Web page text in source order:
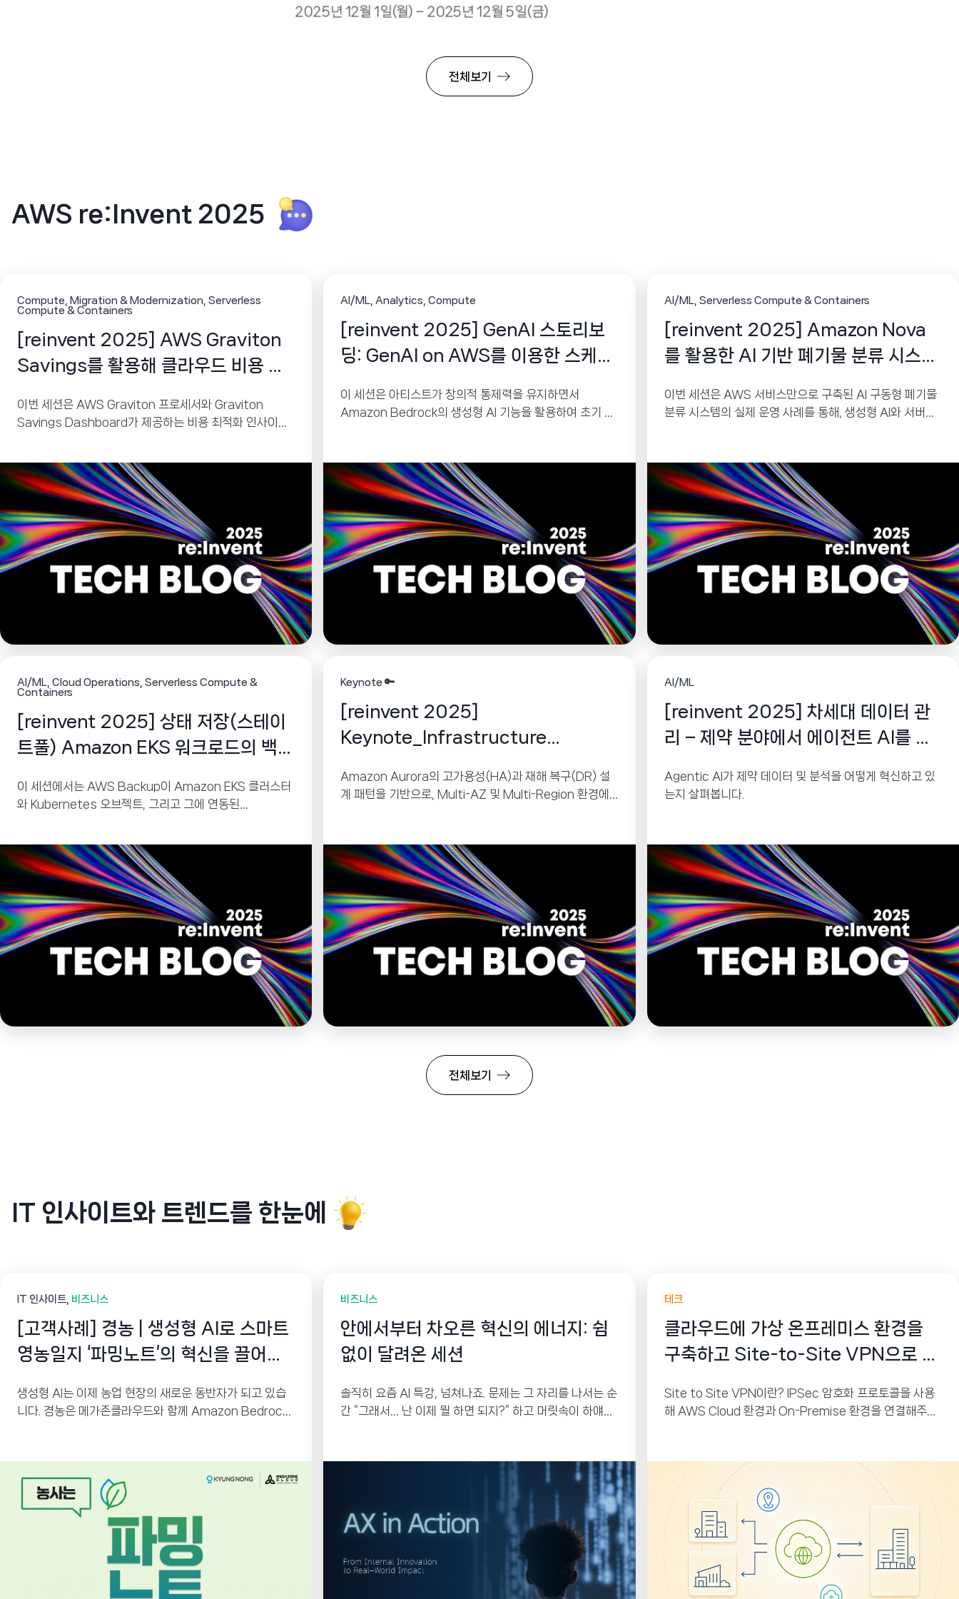
2025년 12월 1일(월) – 2025년 12월 5일(금)
전체보기
AWS re:Invent 2025
Compute Migration & Modernization Serverless
Compute & Containers
[reinvent 2025] AWS Graviton
Savings를 활용해 클라우드 비용 효
이번 세션은 AWS Graviton 프로세서와 Graviton
Savings Dashboard가 제공하는 비용 최적화 인사이트
40% 더 나은 가격 대비 성능, 최대 60% 높은 에너지 효율
을 제공하며, 이는 단순한 인프라 업그레이드가 아닌 비용·
성능·지속가능성(Sustainability) 모두를 개선하는 전략
적 선택임을 강조합니다.
AI/ML Analytics Compute
[reinvent 2025] GenAI 스토리보
딩: GenAI on AWS를 이용한 스케치
이 세션은 아티스트가 창의적 통제력을 유지하면서
Amazon Bedrock의 생성형 AI 기능을 활용하여 초기 스
성, 스타일 일관성을 유지하는 2D 에셋 생성, 이미지를 3D
모델로 변환하는 방법을 보여주며, 이는 필름 프리비주얼라
이제이션(pre-visualization), 게임 레벨 디자인, UI 프로
토타이핑을 위한 빠른 반복을 가능하게 합니다.
AI/ML Serverless Compute & Containers
[reinvent 2025] Amazon Nova
를 활용한 AI 기반 폐기물 분류 시스템
이번 세션은 AWS 서비스만으로 구축된 AI 구동형 폐기물
분류 시스템의 실제 운영 사례를 통해, 생성형 AI와 서버리
IoT Greengrass, Amazon Bedrock Nova, Step
Functions, DynamoDB 등 AWS의 핵심 AI·서버리스
서비스를 결합한 아키텍처는 높은 정확도(95%)와 의미 있
는 재활용 효율 개선(52%)을 달성했습니다. 이 사례는 AI
기반 자동화가 실제 업무 환경에서 혁신을 촉진하는 방식을
잘 보여줍니다.
AI/ML Cloud Operations Serverless Compute &
Containers
[reinvent 2025] 상태 저장(스테이
트풀) Amazon EKS 워크로드의 백업
이 세션에서는 AWS Backup이 Amazon EKS 클러스터
와 Kubernetes 오브젝트, 그리고 그에 연동된
Backup은 단순한 백업 서비스가 아니라, 재해 복구(DR),
랜섬웨어 복원력, 불변(Immutable) 백업, 멀티 계정·멀티
리전 아키텍처까지 지원하는 강력한 데이터 보호 플랫폼입
니다. 이번 발표는 EKS 클러스터 운영자, DevOps 엔지니
어, 플랫폼 팀이 안정적인 클러스터 환경을 유지하기 위해
반드시 알아야 하는 핵심 기능을 다루고 있습니다.
Keynote 🔑
[reinvent 2025]
Keynote_Infrastructure
Amazon Aurora의 고가용성(HA)과 재해 복구(DR) 설
계 패턴을 기반으로, Multi-AZ 및 Multi-Region 환경에
AI/ML
[reinvent 2025] 차세대 데이터 관
리 – 제약 분야에서 에이전트 AI를 활
Agentic AI가 제약 데이터 및 분석을 어떻게 혁신하고 있
는지 살펴봅니다.
전체보기
IT 인사이트와 트렌드를 한눈에
IT 인사이트 비즈니스
[고객사례] 경농 | 생성형 AI로 스마트
영농일지 ‘파밍노트’의 혁신을 끌어올
생성형 AI는 이제 농업 현장의 새로운 동반자가 되고 있습
니다. 경농은 메가존클라우드와 함께 Amazon Bedrock
기반 Vision AI 검색을 통해 농업인의 정보 접근성을 높이
고, AI 기반 운영 플랫폼으로 서비스 경쟁력을 한층 강화했
습니다.
비즈니스
안에서부터 차오른 혁신의 에너지: 쉼
없이 달려온 세션
솔직히 요즘 AI 특강, 넘쳐나죠. 문제는 그 자리를 나서는 순
간 “그래서… 난 이제 뭘 하면 되지?” 하고 머릿속이 하얘진
리가 아니라, 각자 자기 업무의 골칫거리를 하나씩 들고 와
서 그 자리에서 직접 만들어 가는 워크샵으로 설계했거든
테크
클라우드에 가상 온프레미스 환경을
구축하고 Site-to-Site VPN으로 연
Site to Site VPN이란? IPSec 암호화 프로토콜을 사용
해 AWS Cloud 환경과 On-Premise 환경을 연결해주는
Gateway)가 붙어있으며 이 둘 사이에 IPSec 프로토콜을
이용해 터널링을 만들어 줘 인터넷을 통해서 상호 간 통신
이 가능하게 해주는 원리입니다.